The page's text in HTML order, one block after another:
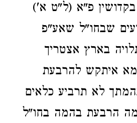
בקדושין פ"א (ל"ט א')
שבחו"ל שאע"פ
בארץ אצטריך
איתקש להרבעת
לא תרביע כלאים
הרבעת בהמה בחו"ל